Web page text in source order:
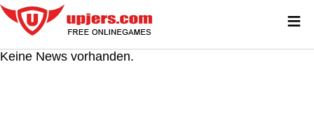
Keine News vorhanden.
≡